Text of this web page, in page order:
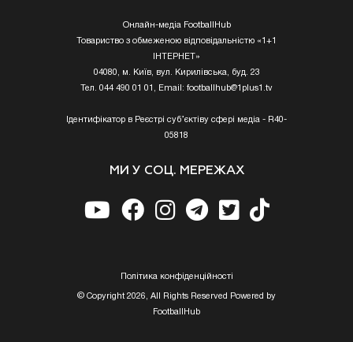
Онлайн-медіа FootballHub
Товариство з обмеженою відповідальністю «1+1
ІНТЕРНЕТ»
04080, м. Київ, вул. Кирилівська, буд. 23
Тел. 044 490 01 01, Email: footballhub@1plus1.tv
Ідентифікатор в Реєстрі суб’єктіву сфері медіа - R40-
05818
МИ У СОЦ. МЕРЕЖАХ
Полiтика конфiденцiйностi
© Copyright 2026, All Rights Reserved Powered by
FootballHub